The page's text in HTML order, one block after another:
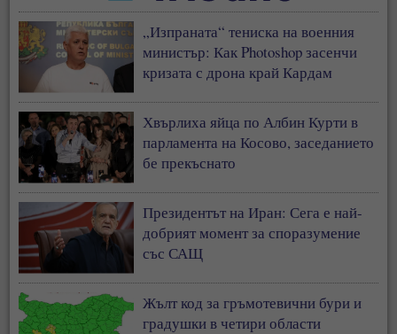
„Изпраната“ тениска на военния
министър: Как Photoshop засенчи
кризата с дрона край Кардам
Хвърлиха яйца по Албин Курти в
парламента на Косово, заседанието
бе прекъснато
Президентът на Иран: Сега е най-
добрият момент за споразумение
със САЩ
Жълт код за гръмотевични бури и
градушки в четири области